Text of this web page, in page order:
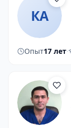
КА
Опыт17 лет·